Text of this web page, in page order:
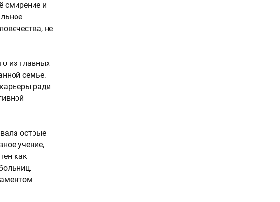
смирение и
не
из главных
семье,
ради
острые
учение,
как